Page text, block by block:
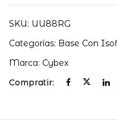
SKU: UU88RG
Categorías: Base Con
Marca: Cybex
Compratir: